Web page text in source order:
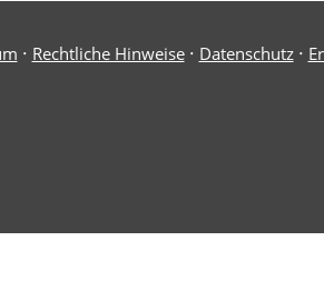
· Rechtliche Hinweise· Datenschutz·